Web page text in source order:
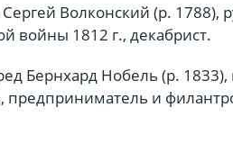
Волконский (р. 1788),
войны 1812 г., декабрист.
Бернхард Нобель (р.
предприниматель и